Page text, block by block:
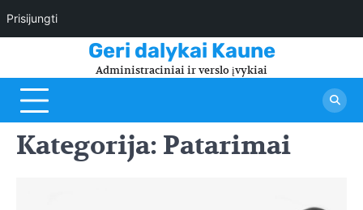
Prisijungti
content
Geri dalykai Kaune
Administraciniai ir verslo įvykiai
Kategorija: Patarimai